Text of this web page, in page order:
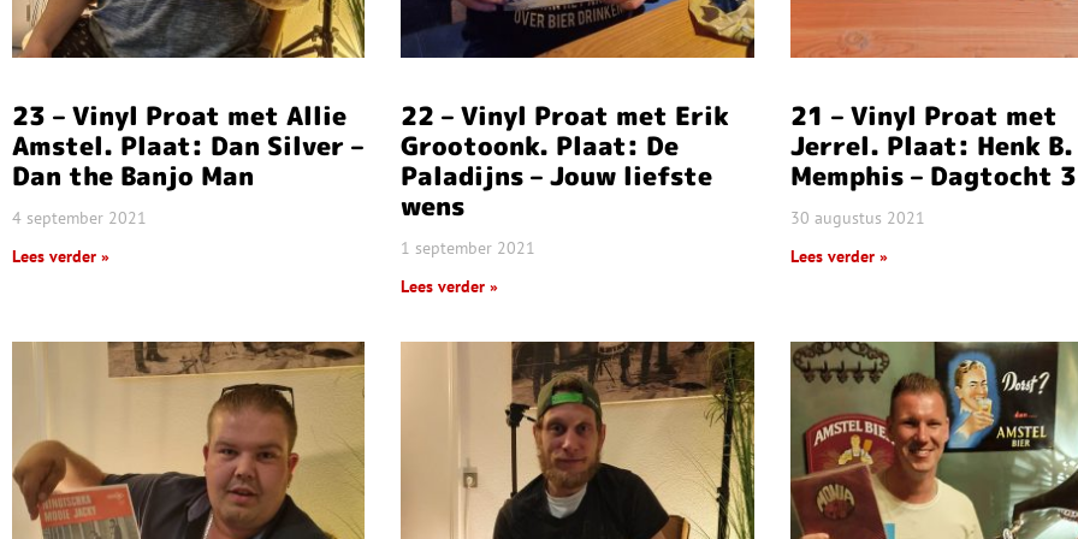
23 – Vinyl Proat met Allie
Amstel. Plaat: Dan Silver –
Dan the Banjo Man
4 september 2021
Lees verder »
22 – Vinyl Proat met Erik
Grootoonk. Plaat: De
Paladijns – Jouw liefste
wens
1 september 2021
Lees verder »
21 – Vinyl Proat met
Jerrel. Plaat: Henk B.
Memphis – Dagtocht
30 augustus 2021
Lees verder »